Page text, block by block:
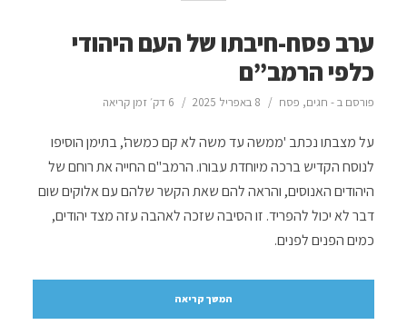
ערב פסח-חיבתו של העם היהודי
כלפי הרמב”ם
פורסם ב - חגים, פסח 8 באפריל 2025 6 דק׳ זמן קריאה
על מצבתו נכתב 'ממשה עד משה לא קם כמשה', בתימן הוסיפו
לנוסח הקדיש ברכה מיוחדת עבורו. הרמב"ם החייה את רוחם של
היהודים האנוסים, והראה להם שאת הקשר שלהם עם אלוקים שום
דבר לא יכול להפריד. זו הסיבה שזכה לאהבה עזה מצד יהודים,
כמים הפנים לפנים.
המשך קריאה